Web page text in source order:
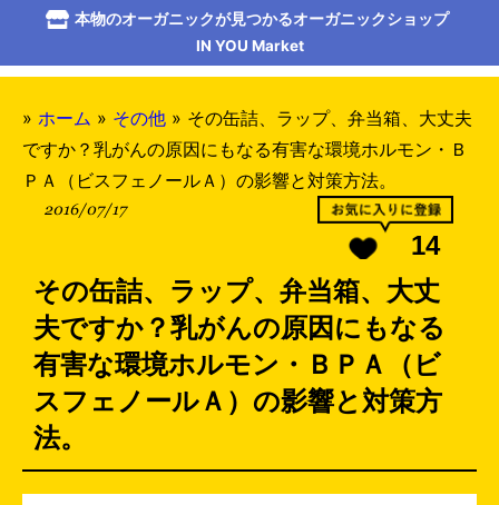
本物のオーガニックが見つかるオーガニックショップ
IN YOU Market
» ホーム » その他 » その缶詰、ラップ、弁当箱、大丈夫
ですか？乳がんの原因にもなる有害な環境ホルモン・Ｂ
ＰＡ（ビスフェノールＡ）の影響と対策方法。
2016/07/17
14
その缶詰、ラップ、弁当箱、大丈
夫ですか？乳がんの原因にもなる
有害な環境ホルモン・ＢＰＡ（ビ
スフェノールＡ）の影響と対策方
法。